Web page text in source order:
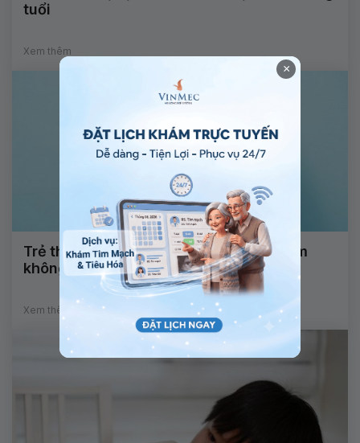
tuổi
Xem thêm
Trẻ thủ dâm có phải dấu hiệu dậy thì sớm
không?
Xem thêm
×